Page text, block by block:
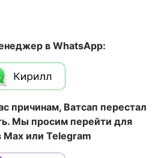
в WhatsApp:
причинам, Ватсап перестал
Мы просим перейти для
или Telegram